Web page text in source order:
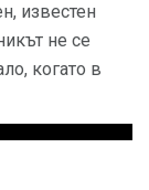
известен
не се
когато в